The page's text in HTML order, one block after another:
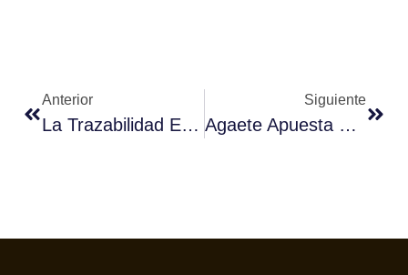
Anterior
La Trazabilidad En El Café
Siguiente
Agaete Apuesta Por La D.O. Para Su Café